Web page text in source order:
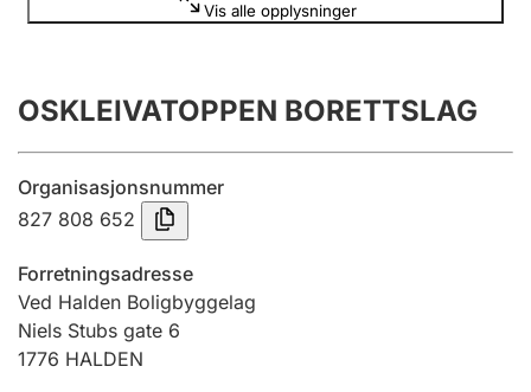
Årsregnskap
Innsending og forsinkelsesgebyr
Jeger
Betaling og jegeravgiftskort
Vis alle opplysninger
OSKLEIVATOPPEN BORETTSLAG
Organisasjonsnummer
827 808 652
Forretningsadresse
Ved Halden Boligbyggelag
Niels Stubs gate 6
1776 HALDEN